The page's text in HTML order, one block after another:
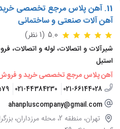
11. آهن پلاس مرجع تخصصی خرید
آهن آلات صنعتی و ساختمانی
5.0 (1 نظر)
شیرآلات و اتصالات، لوله و اتصالات،
استیل
آهن پلاس مرجع تخصصی خرید و فروش
021-66144028
021-44384230
ahanpluscompany@gmail.com
تهران، منطقه 2، محله